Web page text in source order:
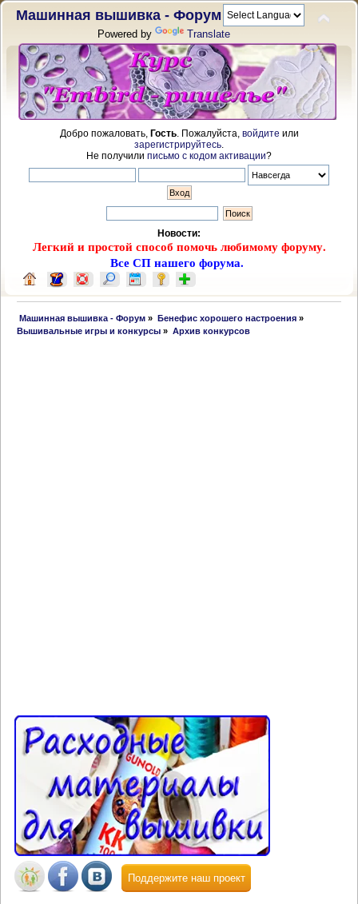
Машинная вышивка - Форум
Powered by Translate
Добро пожаловать, Гость. Пожалуйста, войдите или
зарегистрируйтесь
Не получили письмо с кодом активации?
Новости:
Легкий и простой способ помочь любимому форуму.
Все СП нашего форума.
Машинная вышивка - Форум » Бенефис хорошего настроения»
Вышивальные игры и конкурсы » Архив конкурсов
Поддержите наш проект